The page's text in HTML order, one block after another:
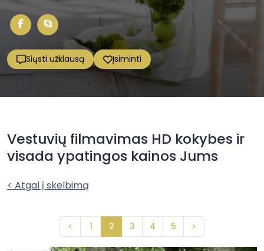
Siųsti užklausą Įsiminti
Vestuvių filmavimas HD kokybes ir
visada ypatingos kainos Jums
< Atgal į skelbimą
< 1 2 3 4 5 >